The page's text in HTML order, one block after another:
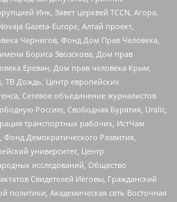
Инк, Завет церквей TCCN, Агора,
Gazeta-Europe, Алтай проект,
Чернигов, Фонд Дом Прав Человека,
Бориса Звозскова, Дом прав
Ереван, Дом прав человека Крым,
ТВ Дождь, Центр европейских
Сетевое объединение журналистов
Россию, Свободная Бурятия, Uralic,
транспортных рабочих, ИстЧам
Демократического Развития,
университет, Центр
исследований, Общество
Свидетелей Иеговы, Гражданский
политики, Академическая сеть Восточная